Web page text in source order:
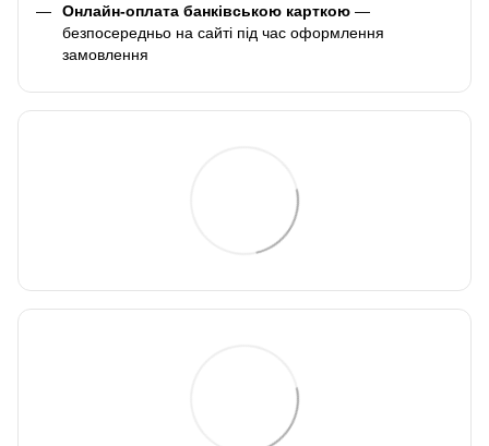
Онлайн-оплата банківською карткою —
безпосередньо на сайті під час оформлення
замовлення